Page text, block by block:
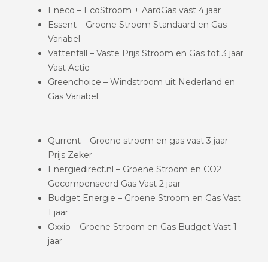
Eneco – EcoStroom + AardGas vast 4 jaar
Essent – Groene Stroom Standaard en Gas
Variabel
Vattenfall – Vaste Prijs Stroom en Gas tot 3 jaar
Vast Actie
Greenchoice – Windstroom uit Nederland en
Gas Variabel
Qurrent – Groene stroom en gas vast 3 jaar
Prijs Zeker
Energiedirect.nl – Groene Stroom en CO2
Gecompenseerd Gas Vast 2 jaar
Budget Energie – Groene Stroom en Gas Vast
1 jaar
Oxxio – Groene Stroom en Gas Budget Vast 1
jaar